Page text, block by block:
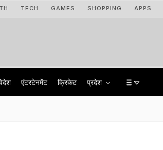
TECH GAMES SHOPPING APPS
एंटरटेनमेंट क्रिकेट प्रदेश